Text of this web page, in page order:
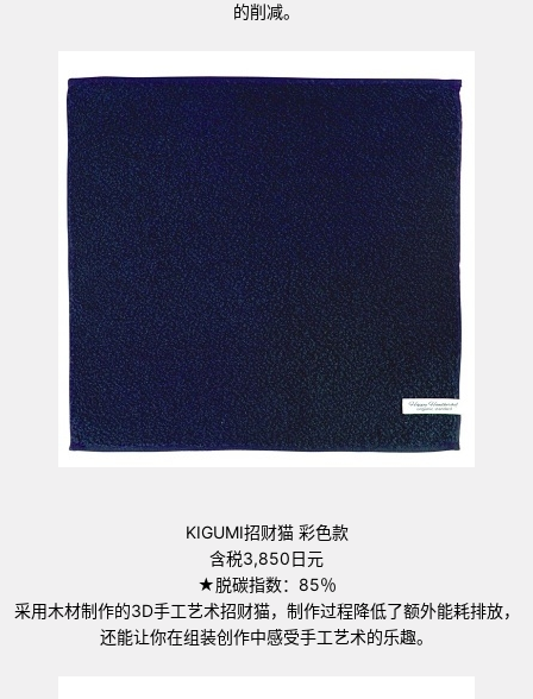
的削减。
KIGUMI招财猫 彩色款
含税3,850日元
★脱碳指数：85％
采用木材制作的3D手工艺术招财猫，制作过程降低了额外能耗排放，
还能让你在组装创作中感受手工艺术的乐趣。